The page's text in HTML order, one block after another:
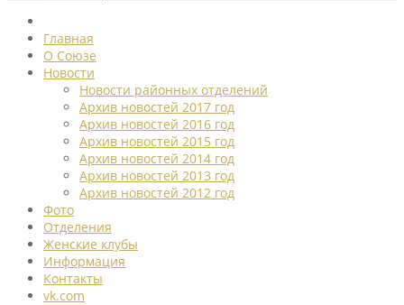
Главная
О Союзе
Новости
Новости районных отделений
Архив новостей 2017 год
Архив новостей 2016 год
Архив новостей 2015 год
Архив новостей 2014 год
Архив новостей 2013 год
Архив новостей 2012 год
Фото
Отделения
Женские клубы
Информация
Контакты
vk.com